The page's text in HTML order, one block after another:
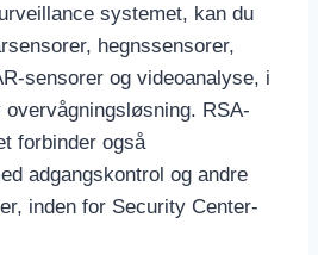
systemet, kan du
hegnssensorer,
sensorer og videoanalyse, i
RSA-
forbinder også
adgangskontrol og andre
inden for Security Center-